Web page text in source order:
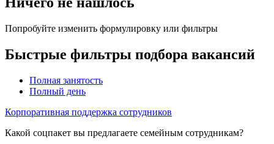
Попробуйте изменить формулировку или фильтры
Быстрые фильтры подбора вакансий
Полная занятость
Полный день
Корпоративная поддержка сотрудников
Какой соцпакет вы предлагаете семейным сотрудникам?